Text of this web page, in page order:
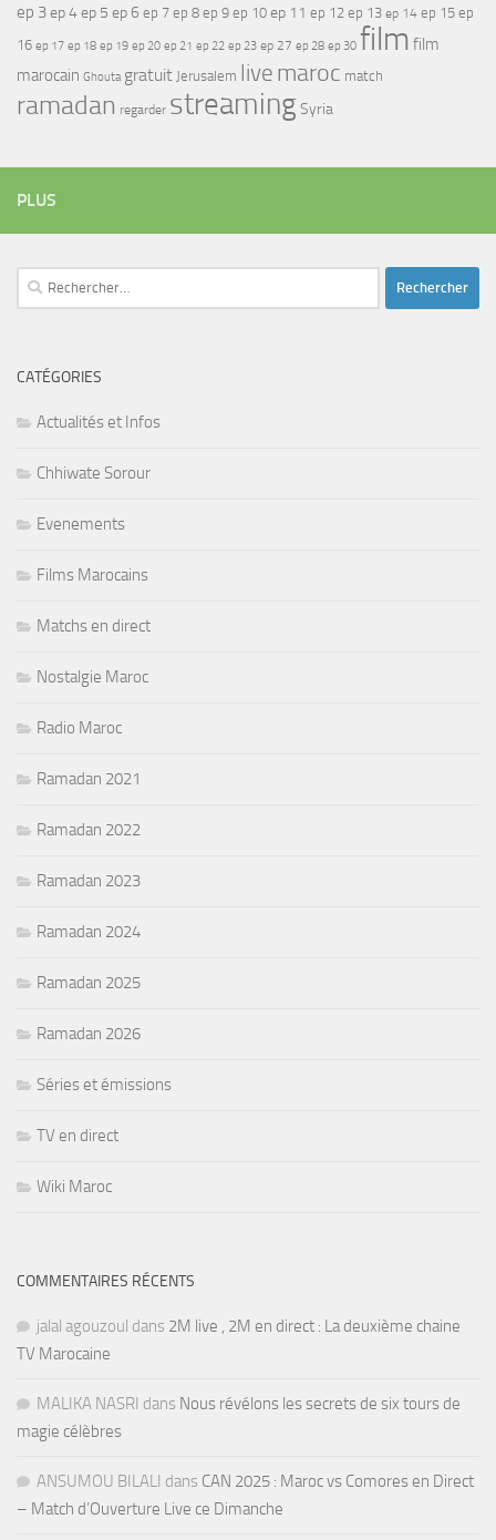
ep 3ep 4ep 5 ep 6 ep 7 ep 8 ep 9 ep 10 ep 11 ep 12 ep 13 ep 14 ep 15 ep
16 ep 17 ep 18 ep 19 ep 20 ep 21 ep 22 ep 23 ep 27 ep 28 ep 30 film film
marocain Ghouta gratuit Jerusalem live maroc match
ramadan regarder streamingSyria
PLUS
Rechercher :
CATÉGORIES
Actualités et Infos
Chhiwate Sorour
Evenements
Films Marocains
Matchs en direct
Nostalgie Maroc
Radio Maroc
Ramadan 2021
Ramadan 2022
Ramadan 2023
Ramadan 2024
Ramadan 2025
Ramadan 2026
Séries et émissions
TV en direct
Wiki Maroc
COMMENTAIRES RÉCENTS
jalal agouzoul dans 2M live , 2M en direct : La deuxième chaine
TV Marocaine
MALIKA NASRI dans Nous révélons les secrets de six tours de
magie célèbres
ANSUMOU BILALI dans CAN 2025 : Maroc vs Comores en Direct
– Match d’Ouverture Live ce Dimanche